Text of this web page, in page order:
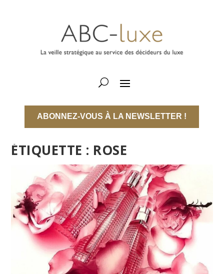
ABONNEZ-VOUS À LA NEWSLETTER !
ÉTIQUETTE : ROSE